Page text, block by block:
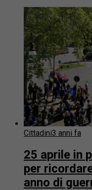
Cittadini3 anni fa
25 aprile in
per
anno di